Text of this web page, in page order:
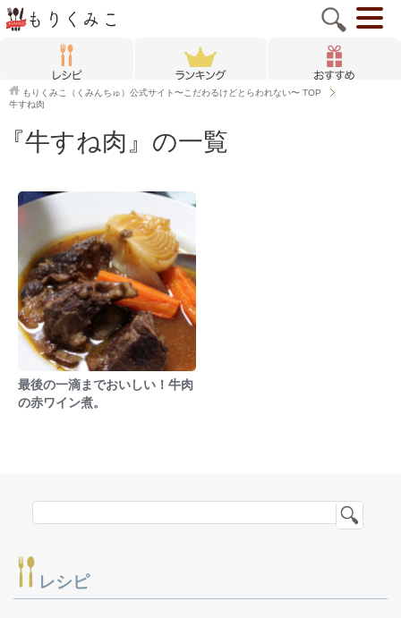
もりくみこ（くみんちゅ）公式サイト〜こだわるけどとらわれない〜 TOP
牛すね肉
『牛すね肉』の一覧
最後の一滴までおいしい！牛肉
の赤ワイン煮。
レシピ